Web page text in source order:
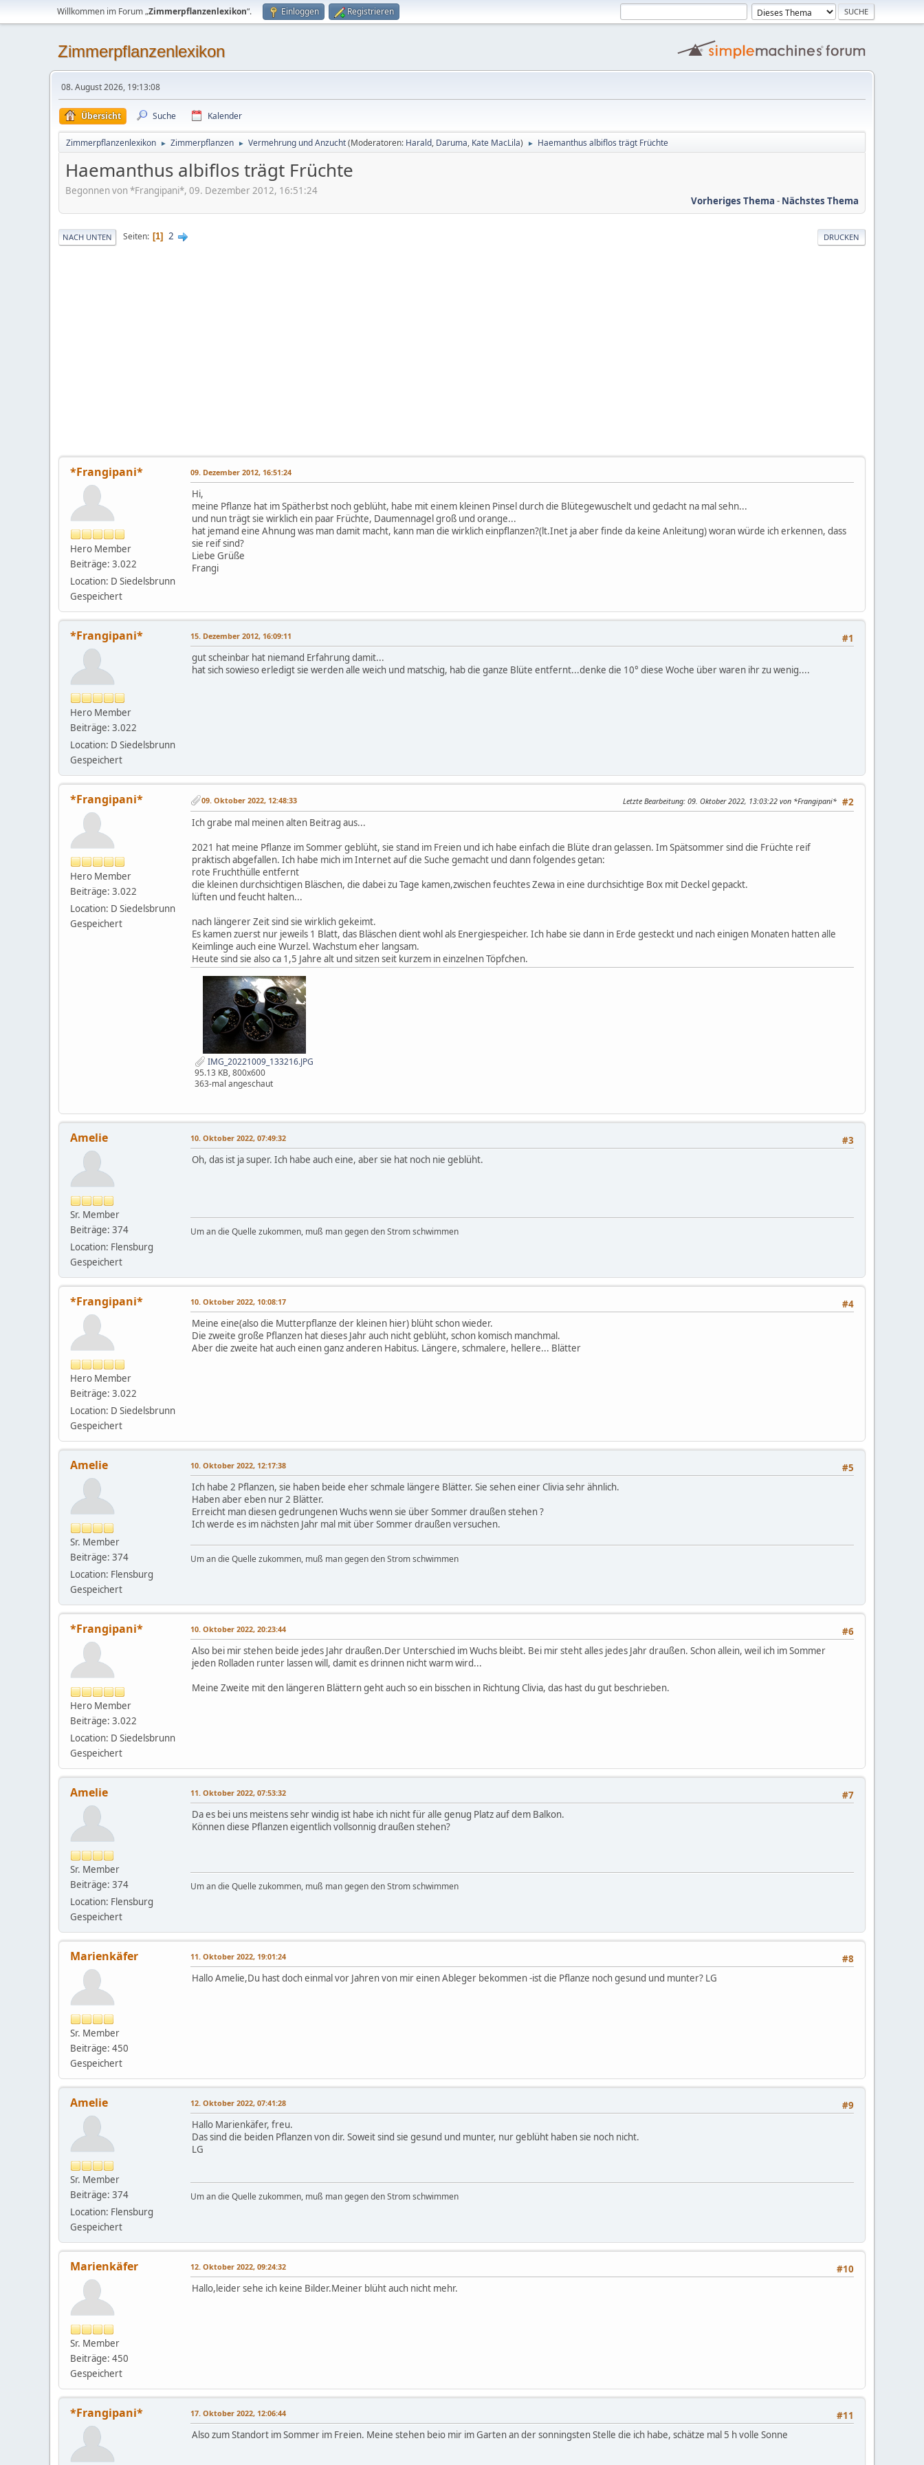
Willkommen im Forum „Zimmerpflanzenlexikon“. Einloggen Registrieren
Zimmerpflanzenlexikon
08. August 2026, 19:13:08
Übersicht Suche Kalender
Zimmerpflanzenlexikon ► Zimmerpflanzen ► Vermehrung und Anzucht(Moderatoren: Harald, Daruma, Kate MacLila) ► Haemanthus albiflos trägt Früchte
Haemanthus albiflos trägt Früchte
Begonnen von *Frangipani*, 09. Dezember 2012, 16:51:24
Vorheriges Thema - Nächstes Thema
DRUCKEN
NACH UNTEN Seiten 1 2
*Frangipani*
Hero Member
Beiträge: 3.022
Location: D Siedelsbrunn
Gespeichert
09. Dezember 2012, 16:51:24
Hi,
meine Pflanze hat im Spätherbst noch geblüht, habe mit einem kleinen Pinsel durch die Blütegewuschelt und gedacht na mal sehn...
und nun trägt sie wirklich ein paar Früchte, Daumennagel groß und orange...
hat jemand eine Ahnung was man damit macht, kann man die wirklich einpflanzen?(lt.Inet ja aber finde da keine Anleitung) woran würde ich erkennen, dass
sie reif sind?
Liebe Grüße
Frangi
*Frangipani*
Hero Member
Beiträge: 3.022
Location: D Siedelsbrunn
Gespeichert
#1
15. Dezember 2012, 16:09:11
gut scheinbar hat niemand Erfahrung damit...
hat sich sowieso erledigt sie werden alle weich und matschig, hab die ganze Blüte entfernt...denke die 10° diese Woche über waren ihr zu wenig....
*Frangipani*
Hero Member
Beiträge: 3.022
Location: D Siedelsbrunn
Gespeichert
#2
09. Oktober 2022, 12:48:33 Letzte Bearbeitung: 09. Oktober 2022, 13:03:22 von *Frangipani*
Ich grabe mal meinen alten Beitrag aus...
2021 hat meine Pflanze im Sommer geblüht, sie stand im Freien und ich habe einfach die Blüte dran gelassen. Im Spätsommer sind die Früchte reif
praktisch abgefallen. Ich habe mich im Internet auf die Suche gemacht und dann folgendes getan:
rote Fruchthülle entfernt
die kleinen durchsichtigen Bläschen, die dabei zu Tage kamen,zwischen feuchtes Zewa in eine durchsichtige Box mit Deckel gepackt.
lüften und feucht halten...
nach längerer Zeit sind sie wirklich gekeimt.
Es kamen zuerst nur jeweils 1 Blatt, das Bläschen dient wohl als Energiespeicher. Ich habe sie dann in Erde gesteckt und nach einigen Monaten hatten alle
Keimlinge auch eine Wurzel. Wachstum eher langsam.
Heute sind sie also ca 1,5 Jahre alt und sitzen seit kurzem in einzelnen Töpfchen.
IMG_20221009_133216.JPG
95.13 KB, 800x600
363-mal angeschaut
Amelie
Sr. Member
Beiträge: 374
Location: Flensburg
Gespeichert
#3
10. Oktober 2022, 07:49:32
Oh, das ist ja super. Ich habe auch eine, aber sie hat noch nie geblüht.
Um an die Quelle zukommen, muß man gegen den Strom schwimmen
*Frangipani*
Hero Member
Beiträge: 3.022
Location: D Siedelsbrunn
Gespeichert
#4
10. Oktober 2022, 10:08:17
Meine eine(also die Mutterpflanze der kleinen hier) blüht schon wieder.
Die zweite große Pflanzen hat dieses Jahr auch nicht geblüht, schon komisch manchmal.
Aber die zweite hat auch einen ganz anderen Habitus. Längere, schmalere, hellere... Blätter
Amelie
Sr. Member
Beiträge: 374
Location: Flensburg
Gespeichert
#5
10. Oktober 2022, 12:17:38
Ich habe 2 Pflanzen, sie haben beide eher schmale längere Blätter. Sie sehen einer Clivia sehr ähnlich.
Haben aber eben nur 2 Blätter.
Erreicht man diesen gedrungenen Wuchs wenn sie über Sommer draußen stehen ?
Ich werde es im nächsten Jahr mal mit über Sommer draußen versuchen.
Um an die Quelle zukommen, muß man gegen den Strom schwimmen
*Frangipani*
Hero Member
Beiträge: 3.022
Location: D Siedelsbrunn
Gespeichert
#6
10. Oktober 2022, 20:23:44
Also bei mir stehen beide jedes Jahr draußen.Der Unterschied im Wuchs bleibt. Bei mir steht alles jedes Jahr draußen. Schon allein, weil ich im Sommer
jeden Rolladen runter lassen will, damit es drinnen nicht warm wird...
Meine Zweite mit den längeren Blättern geht auch so ein bisschen in Richtung Clivia, das hast du gut beschrieben.
Amelie
Sr. Member
Beiträge: 374
Location: Flensburg
Gespeichert
#7
11. Oktober 2022, 07:53:32
Da es bei uns meistens sehr windig ist habe ich nicht für alle genug Platz auf dem Balkon.
Können diese Pflanzen eigentlich vollsonnig draußen stehen?
Um an die Quelle zukommen, muß man gegen den Strom schwimmen
Marienkäfer
Sr. Member
Beiträge: 450
Gespeichert
#8
11. Oktober 2022, 19:01:24
Hallo Amelie,Du hast doch einmal vor Jahren von mir einen Ableger bekommen -ist die Pflanze noch gesund und munter? LG
Amelie
Sr. Member
Beiträge: 374
Location: Flensburg
Gespeichert
#9
12. Oktober 2022, 07:41:28
Hallo Marienkäfer, freu.
Das sind die beiden Pflanzen von dir. Soweit sind sie gesund und munter, nur geblüht haben sie noch nicht.
LG
Um an die Quelle zukommen, muß man gegen den Strom schwimmen
Marienkäfer
Sr. Member
Beiträge: 450
Gespeichert
#10
12. Oktober 2022, 09:24:32
Hallo,leider sehe ich keine Bilder.Meiner blüht auch nicht mehr.
*Frangipani* #11
17. Oktober 2022, 12:06:44
Also zum Standort im Sommer im Freien. Meine stehen beio mir im Garten an der sonningsten Stelle die ich habe, schätze mal 5 h volle Sonne